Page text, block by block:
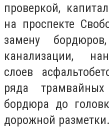
проверкой,
на проспекте
замену
канализации,
слоев
ряда
бордюра до
дорожной разметки.